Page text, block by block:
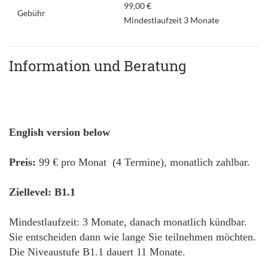
Gebühr
99,00 €
Mindestlaufzeit 3 Monate
Information und Beratung
English version below
Preis: 99 € pro Monat (4 Termine), monatlich zahlbar.
Ziellevel: B1.1
Mindestlaufzeit: 3 Monate, danach monatlich kündbar.
Sie entscheiden dann wie lange Sie teilnehmen möchten.
Die Niveaustufe B1.1 dauert 11 Monate.